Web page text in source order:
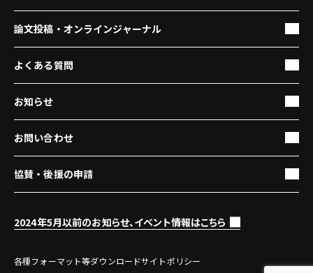
論文投稿・オンラインジャーナル
よくある質問
お知らせ
お問い合わせ
協賛・後援の申請
2024年5月以前のお知らせ、イベント情報はこちら
各種フォーマット等ダウンロードサイトポリシー